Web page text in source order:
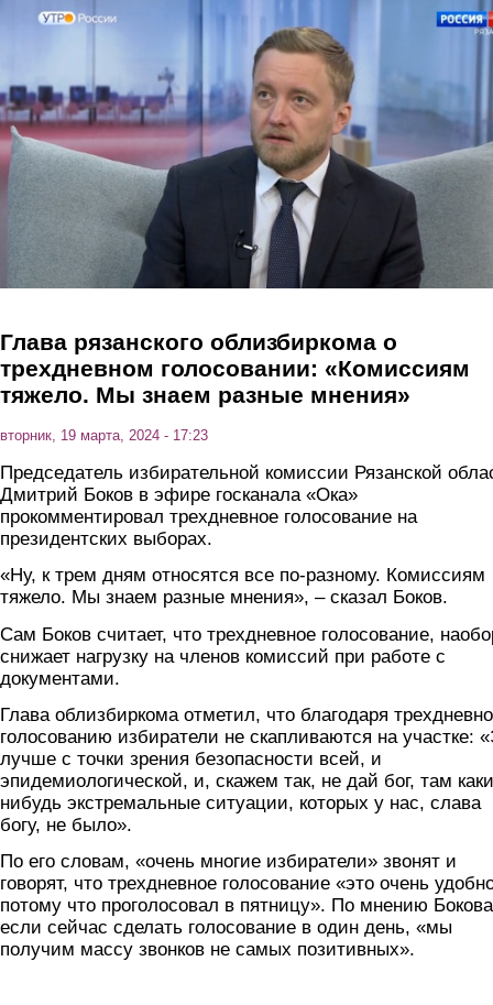
Перейти к основному содержанию
Глава рязанского облизбиркома о
трехдневном голосовании: «Комиссиям
тяжело. Мы знаем разные мнения»
вторник, 19 марта, 2024 - 17:23
Председатель избирательной комиссии Рязанской
Дмитрий Боков в эфире госканала «Ока»
прокомментировал трехдневное голосование на
президентских выборах.
«Ну, к трем дням относятся все по-разному. Комиссиям
тяжело. Мы знаем разные мнения», – сказал Боков.
Сам Боков считает, что трехдневное голосование,
снижает нагрузку на членов комиссий при работе с
документами.
Глава облизбиркома отметил, что благодаря
голосованию избиратели не скапливаются на участке:
лучше с точки зрения безопасности всей, и
эпидемиологической, и, скажем так, не дай бог, там
нибудь экстремальные ситуации, которых у нас, слава
богу, не было».
По его словам, «очень многие избиратели» звонят и
говорят, что трехдневное голосование «это очень
потому что проголосовал в пятницу». По мнению
если сейчас сделать голосование в один день, «мы
получим массу звонков не самых позитивных».